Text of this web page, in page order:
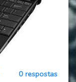
0 respostas